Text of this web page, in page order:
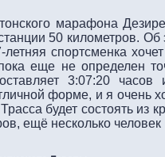
марафона
50 километров.
летняя спортсменка
еще не определен
3:07:20 часов
форме, и я очень
будет состоять из
ещё несколько